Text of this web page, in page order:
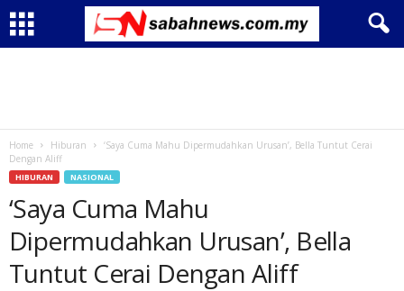
Home Hiburan
‘Saya Cuma Mahu Dipermudahkan Urusan’, Bella Tuntut Cerai
Dengan Aliff
HIBURAN NASIONAL
‘Saya Cuma Mahu
Dipermudahkan Urusan’, Bella
Tuntut Cerai Dengan Aliff